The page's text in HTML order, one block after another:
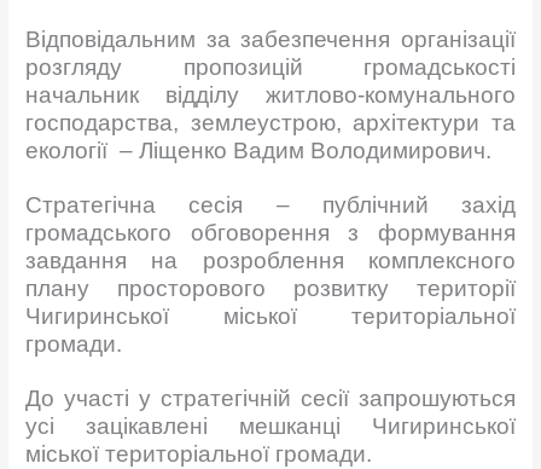
Відповідальним за забезпечення організації
розгляду пропозицій громадськості
начальник відділу житлово-комунального
господарства, землеустрою, архітектури та
екології – Ліщенко Вадим Володимирович.
Стратегічна сесія – публічний захід
громадського обговорення з формування
завдання на розроблення комплексного
плану просторового розвитку території
Чигиринської міської територіальної
громади.
До участі у стратегічній сесії запрошуються
усі зацікавлені мешканці Чигиринської
міської територіальної громади.